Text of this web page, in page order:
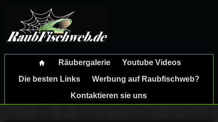
Räubergalerie
Youtube Videos
Die besten Links
Werbung auf Raubfischweb?
Kontaktieren sie uns